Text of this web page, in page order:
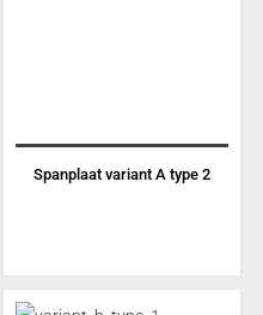
Spanplaat variant A type 2